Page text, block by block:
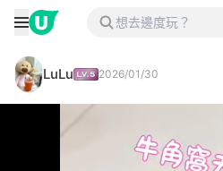
LuLu 2026/01/30